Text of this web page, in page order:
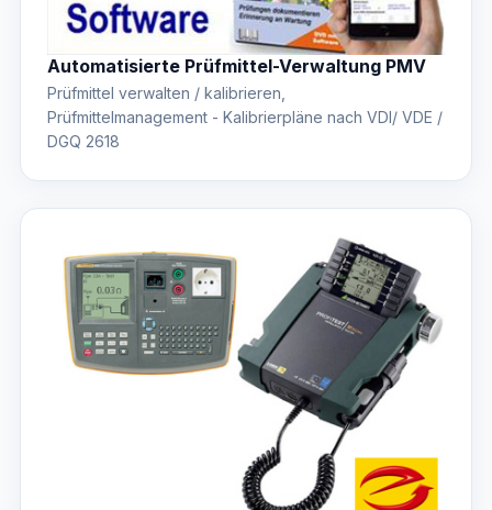
Automatisierte Prüfmittel-Verwaltung PMV
Prüfmittel verwalten / kalibrieren,
Prüfmittelmanagement - Kalibrierpläne nach VDI/ VDE /
DGQ 2618